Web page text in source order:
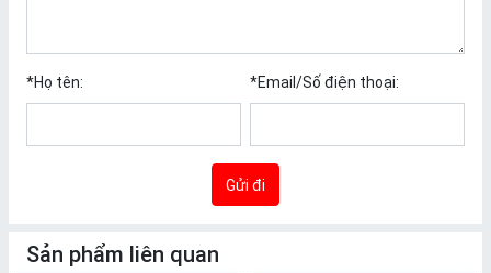
*Họ tên: *Email/Số điện thoại:
Gửi đi
Sản phẩm liên quan